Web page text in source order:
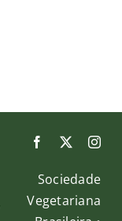
Sociedade
Vegetariana